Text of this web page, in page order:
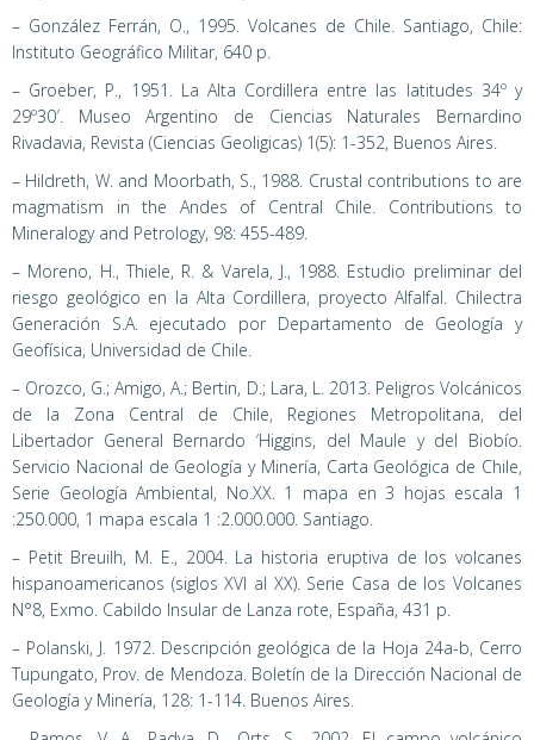
– González Ferrán, O., 1995. Volcanes de Chile. Santiago, Chile:
Instituto Geográfico Militar, 640 p.
– Groeber, P., 1951. La Alta Cordillera entre las latitudes 34º y
29º30′. Museo Argentino de Ciencias Naturales Bernardino
Rivadavia, Revista (Ciencias Geoligicas) 1(5): 1-352, Buenos Aires.
– Hildreth, W. and Moorbath, S., 1988. Crustal contributions to are
magmatism in the Andes of Central Chile. Contributions to
Mineralogy and Petrology, 98: 455-489.
– Moreno, H., Thiele, R. & Varela, J., 1988. Estudio preliminar del
riesgo geológico en la Alta Cordillera, proyecto Alfalfal. Chilectra
Generación S.A. ejecutado por Departamento de Geología y
Geofísica, Universidad de Chile.
– Orozco, G.; Amigo, A.; Bertin, D.; Lara, L. 2013. Peligros Volcánicos
de la Zona Central de Chile, Regiones Metropolitana, del
Libertador General Bernardo ‘Higgins, del Maule y del Biobío.
Servicio Nacional de Geología y Minería, Carta Geológica de Chile,
Serie Geología Ambiental, No.XX. 1 mapa en 3 hojas escala 1
:250.000, 1 mapa escala 1 :2.000.000. Santiago.
– Petit Breuilh, M. E., 2004. La historia eruptiva de los volcanes
hispanoamericanos (siglos XVI al XX). Serie Casa de los Volcanes
N°8, Exmo. Cabildo Insular de Lanza rote, España, 431 p.
– Polanski, J. 1972. Descripción geológica de la Hoja 24a-b, Cerro
Tupungato, Prov. de Mendoza. Boletín de la Dirección Nacional de
Geología y Minería, 128: 1-114. Buenos Aires.